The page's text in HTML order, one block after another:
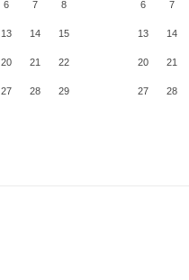
6 7 8
13 14 15
20 21 22
27 28 29
6 7
13 14
20 21
27 28